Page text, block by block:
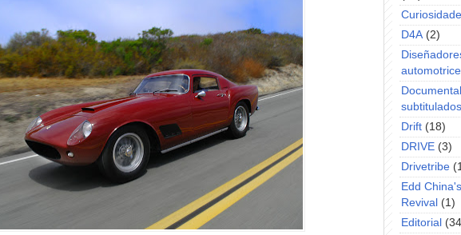
D4A (2)
subtitulados
Drift (18)
DRIVE (3)
Drivetribe
Edd
Revival (1)
Editorial